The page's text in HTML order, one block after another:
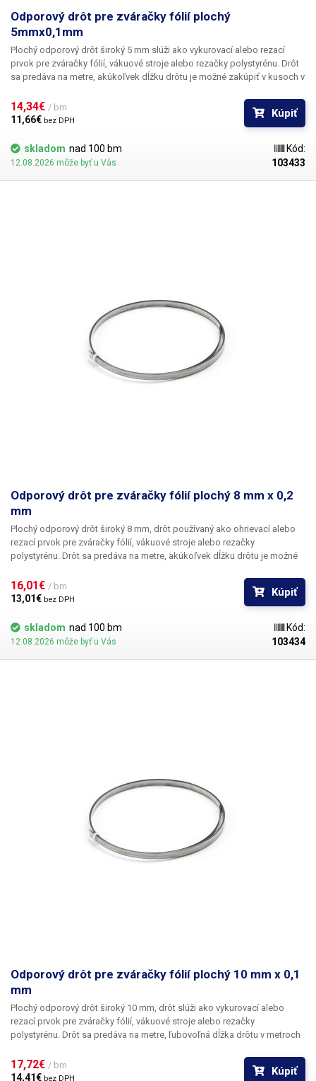
Odporový drôt pre zváračky fólií plochý
5mmx0,1mm
Plochý odporový drôt široký 5 mm slúži ako vykurovací alebo rezací
prvok pre zváračky fólií, vákuové stroje alebo rezačky polystyrénu.
sa predáva na metre, akúkoľvek dĺžku drôtu je možné zakúpiť v kusoch v
dodáva bez slučiek a úchytov.
14,34€ / bm
11,66€ bez DPH
Kúpiť
skladom nad 100 bm
12.08.2026 môže byť u Vás
Kód:
103433
Odporový drôt pre zváračky fólií plochý 8 mm x 0,2
mm
Plochý odporový drôt široký 8 mm, drôt používaný ako ohrievací alebo
rezací prvok pre zváračky fólií, vákuové stroje alebo rezačky
polystyrénu.
16,01€ / bm
13,01€ bez DPH
Kúpiť
skladom nad 100 bm
12.08.2026 môže byť u Vás
Kód:
103434
Odporový drôt pre zváračky fólií plochý 10 mm x 0,1
mm
Plochý odporový drôt široký 10 mm, drôt slúži ako vykurovací alebo
rezací prvok pre zváračky fólií, vákuové stroje alebo rezačky
polystyrénu.
bez slučiek a úchytov.
17,72€ / bm
14,41€ bez DPH
Kúpiť